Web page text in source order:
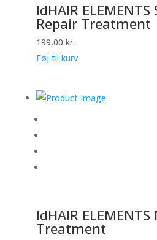
IdHAIR
Repair Treatment
199,00 kr.
Føj til kurv
IdHAIR
Treatment